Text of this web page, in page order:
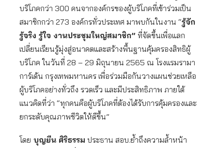
บริโภคกว่า 300 คนจากองค์กรของผู้บริโภคที่เข้าร่วมเป็น
สมาชิกกว่า 273 องค์กรทั่วประเทศ มาพบกันในงาน “รู้จัก
รู้จริง รู้ใจ งานประชุมใหญ่สมาชิก” ที่จัดขึ้นเพื่อแลก
เปลี่ยนเรียนรู้มุ่งสู่อนาคตและสร้างพื้นฐานคุ้มครองสิทธิผู้
บริโภค ในวันที่ 28 – 29 มิถุนายน 2565 ณ โรงแรมรามา
การ์เด้น กรุงเทพมหานคร เพื่อร่วมมือกันวางแผนช่วยเหลือ
ผู้บริโภคอย่างทั่วถึง รวดเร็ว และมีประสิทธิภาพ ภายใต้
แนวคิดที่ว่า “ทุกคนคือผู้บริโภคที่ต้องได้รับการคุ้มครองและ
ยกระดับคุณภาพชีวิตให้ดีขึ้น”
โดย บุญยืน ศิริธรรม ประธาน สอบ.ย้ำถึงความล้ำหน้า